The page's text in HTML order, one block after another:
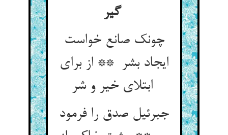
گیر
چونک صانع خواست
ایجاد بشر ** از برای
ابتلای خیر و شر
جبرئیل صدق را فرمود